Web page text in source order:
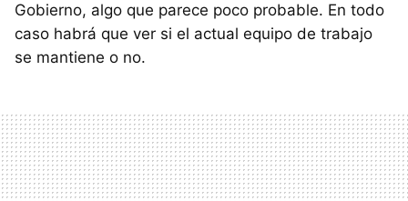
Gobierno, algo que parece poco probable. En todo
caso habrá que ver si el actual equipo de trabajo
se mantiene o no.